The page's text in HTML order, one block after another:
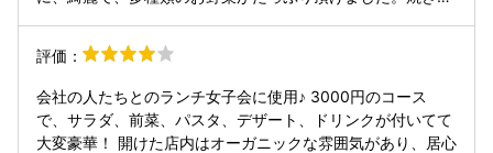
評価：
会社の人たちとのランチ女子会に使用♪ 3000円のコース
で、サラダ、前菜、パスタ、デザート、ドリンクが付いてて
大変豪華！ 開けた店内はオーガニックな雰囲気があり、居心